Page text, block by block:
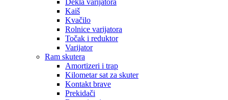
Dekla varijatora
Kaiš
Kvačilo
Rolnice varijatora
Točak i reduktor
Varijator
Ram skutera
Amortizeri i trap
Kilometar sat za skuter
Kontakt brave
Prekidači